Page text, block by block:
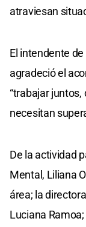
atraviesan
El intendente
agradeció el
“trabajar
necesitan
De la actividad
Mental, Liliana
área; la
Luciana